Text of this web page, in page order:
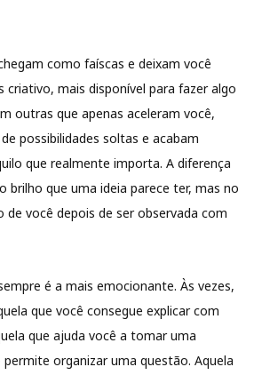
como faíscas e deixam você
criativo, mais disponível para fazer algo
outras que apenas aceleram você,
possibilidades soltas e acabam
que realmente importa. A diferença
brilho que uma ideia parece ter, mas no
de você depois de ser observada com
é a mais emocionante. Às vezes,
que você consegue explicar com
que ajuda você a tomar uma
permite organizar uma questão. Aquela